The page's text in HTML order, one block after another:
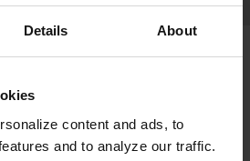
Details About
content and ads, to
and to analyze our traffic.
artiklar